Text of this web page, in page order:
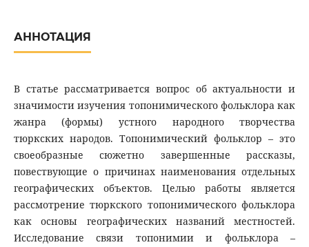
АННОТАЦИЯ
В статье рассматривается вопрос об актуальности и
значимости изучения топонимического фольклора как
жанра (формы) устного народного творчества
тюркских народов. Топонимический фольклор – это
своеобразные сюжетно завершенные рассказы,
повествующие о причинах наименования отдельных
географических объектов. Целью работы является
рассмотрение тюркского топонимического фольклора
как основы географических названий местностей.
Исследование связи топонимии и фольклора –